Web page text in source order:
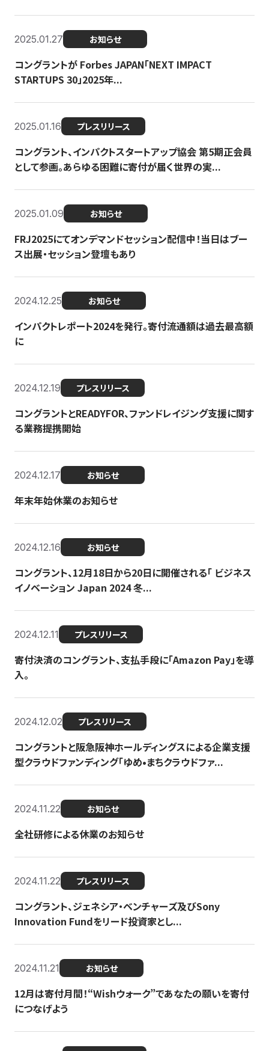
2025.01.27 お知らせ
コングラントが Forbes JAPAN「NEXT IMPACT
STARTUPS 30」2025年...
2025.01.16 プレスリリース
コングラント、インパクトスタートアップ協会 第5期正会員
として参画。あらゆる困難に寄付が届く世界の実...
2025.01.09 お知らせ
FRJ2025にてオンデマンドセッション配信中！当日はブー
ス出展・セッション登壇もあり
2024.12.25 お知らせ
インパクトレポート2024を発行。寄付流通額は過去最高額
に
2024.12.19 プレスリリース
コングラントとREADYFOR、ファンドレイジング支援に関す
る業務提携開始
2024.12.17 お知らせ
年末年始休業のお知らせ
2024.12.16 お知らせ
コングラント、12月18日から20日に開催される「 ビジネス
イノベーション Japan 2024 冬...
2024.12.11 プレスリリース
寄付決済のコングラント、支払手段に「Amazon Pay」を導
入。
2024.12.02 プレスリリース
コングラントと阪急阪神ホールディングスによる企業支援
型クラウドファンディング「ゆめ•まちクラウドファ...
2024.11.22 お知らせ
全社研修による休業のお知らせ
2024.11.22 プレスリリース
コングラント、ジェネシア・ベンチャーズ及びSony
Innovation Fundをリード投資家とし...
2024.11.21 お知らせ
12月は寄付月間！“Wishウォーク”であなたの願いを寄付
につなげよう